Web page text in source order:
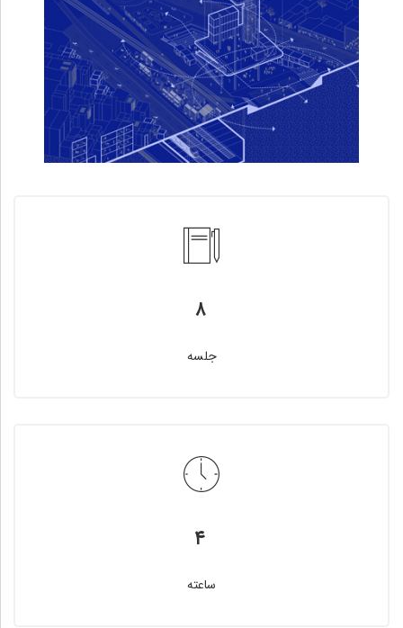
۸
جلسه
۴
ساعته